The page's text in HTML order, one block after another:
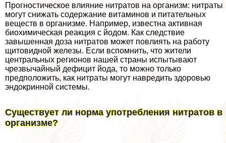
Прогностическое влияние нитратов на организм: нитраты
могут снижать содержание витаминов и питательных
веществ в организме. Например, известна активная
биохимическая реакция с йодом. Как следствие
завышенная доза нитратов может повлиять на работу
щитовидной железы. Если вспомнить, что жители
центральных регионов нашей страны испытывают
чрезвычайный дефицит йода, то можно только
предположить, как нитраты могут навредить здоровью
эндокринной системы.
Существует ли норма употрeбления нитратов в
организме?